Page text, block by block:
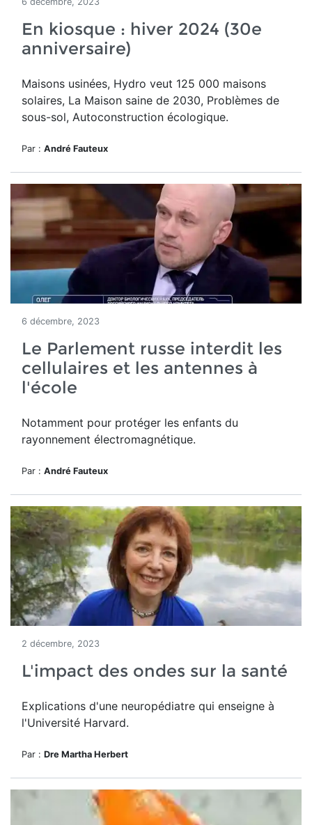
En kiosque : hiver 2024 (30e
anniversaire)
Maisons usinées, Hydro veut 125 000 maisons
solaires, La Maison saine de 2030, Problèmes de
sous-sol, Autoconstruction écologique.
Par : André Fauteux
6 décembre, 2023
Le Parlement russe interdit les
cellulaires et les antennes à
l'école
Notamment pour protéger les enfants du
rayonnement électromagnétique.
Par : André Fauteux
2 décembre, 2023
L'impact des ondes sur la santé
Explications d'une neuropédiatre qui enseigne à
l'Université Harvard.
Par : Dre Martha Herbert